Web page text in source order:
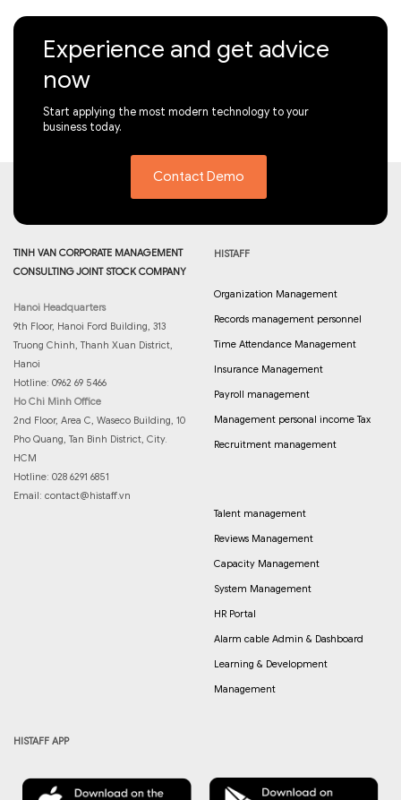
Experience and get advice
now
Start applying the most modern technology to your
business today.
Contact Demo
TINH VAN CORPORATE MANAGEMENT
CONSULTING JOINT STOCK COMPANY
Hanoi Headquarters
9th Floor, Hanoi Ford Building, 313
Truong Chinh, Thanh Xuan District,
Hanoi
Hotline: 0962 69 5466
Ho Chi Minh Office
2nd Floor, Area C, Waseco Building, 10
Pho Quang, Tan Binh District, City.
HCM
Hotline: 028 6291 6851
Email: contact@histaff.vn
HISTAFF
Organization Management
Records management personnel
Time Attendance Management
Insurance Management
Payroll management
Management personal income Tax
Recruitment management
Talent management
Reviews Management
Capacity Management
System Management
HR Portal
Alarm cable Admin & Dashboard
Learning & Development
Management
HISTAFF APP